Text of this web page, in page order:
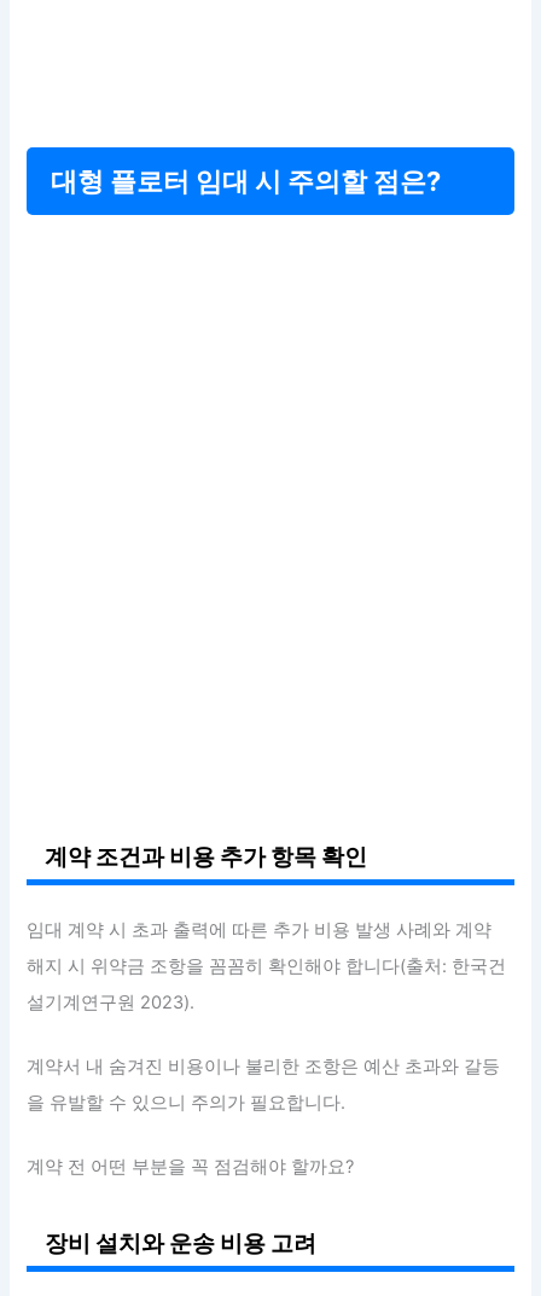
대형 플로터 임대 시 주의할 점은?
계약 조건과 비용 추가 항목 확인
임대 계약 시 초과 출력에 따른 추가 비용 발생 사례와 계약
해지 시 위약금 조항을 꼼꼼히 확인해야 합니다(출처: 한국건
설기계연구원 2023).
계약서 내 숨겨진 비용이나 불리한 조항은 예산 초과와 갈등
을 유발할 수 있으니 주의가 필요합니다.
계약 전 어떤 부분을 꼭 점검해야 할까요?
장비 설치와 운송 비용 고려